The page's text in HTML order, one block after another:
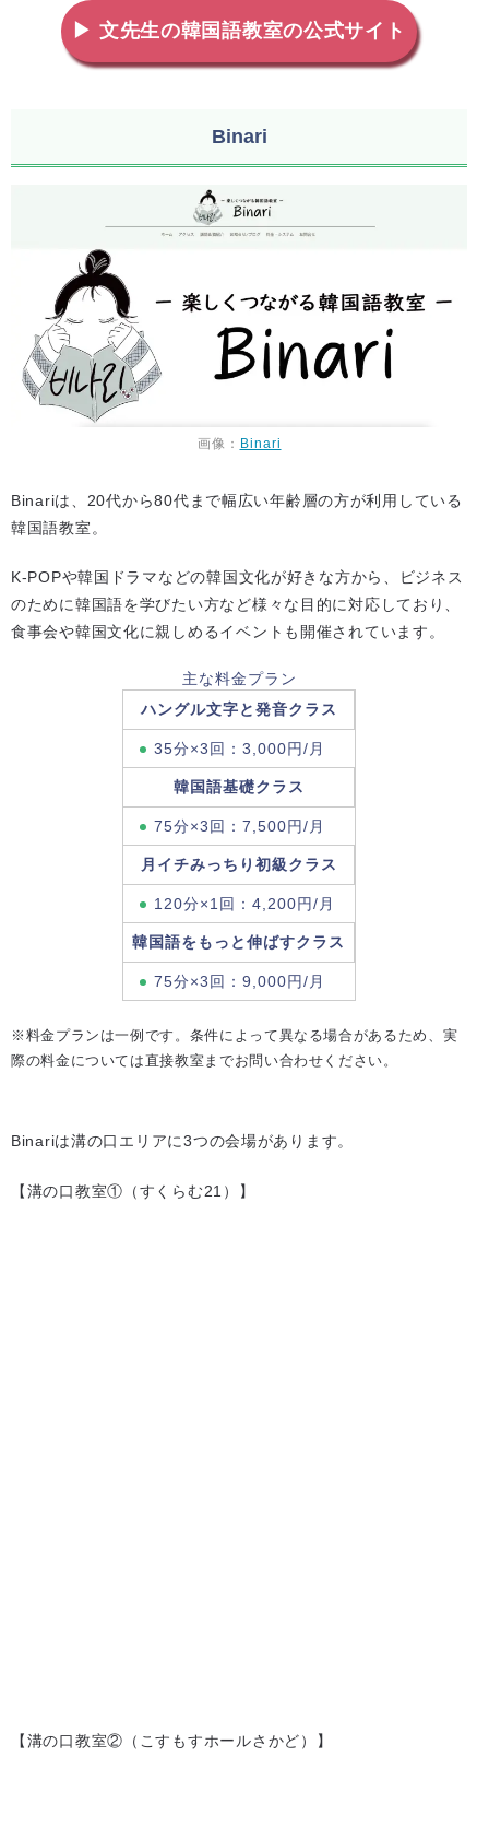
▶ 文先生の韓国語教室の公式サイト
Binari
画像： Binari
Binariは、20代から80代まで幅広い年齢層の方が利用している
韓国語教室。
K-POPや韓国ドラマなどの韓国文化が好きな方から、ビジネス
のために韓国語を学びたい方など様々な目的に対応しており、
食事会や韓国文化に親しめるイベントも開催されています。
主な料金プラン
ハングル文字と発音クラス
35分×3回：3,000円/月
韓国語基礎クラス
75分×3回：7,500円/月
月イチみっちり初級クラス
120分×1回：4,200円/月
韓国語をもっと伸ばすクラス
75分×3回：9,000円/月
※料金プランは一例です。条件によって異なる場合があるため、実
際の料金については直接教室までお問い合わせください。
Binariは溝の口エリアに3つの会場があります。
【溝の口教室①（すくらむ21）】
【溝の口教室②（こすもすホールさかど）】